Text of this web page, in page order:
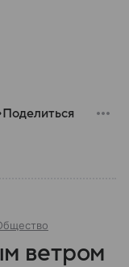
Поделиться
ветром